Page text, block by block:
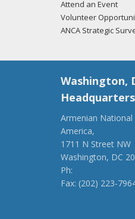
Attend an Event
Volunteer
ANCA Strategic
Washington,
Headquarters
Armenian
America,
1711 N Street NW
Washington, DC
Ph:
Fax: (202) 223-